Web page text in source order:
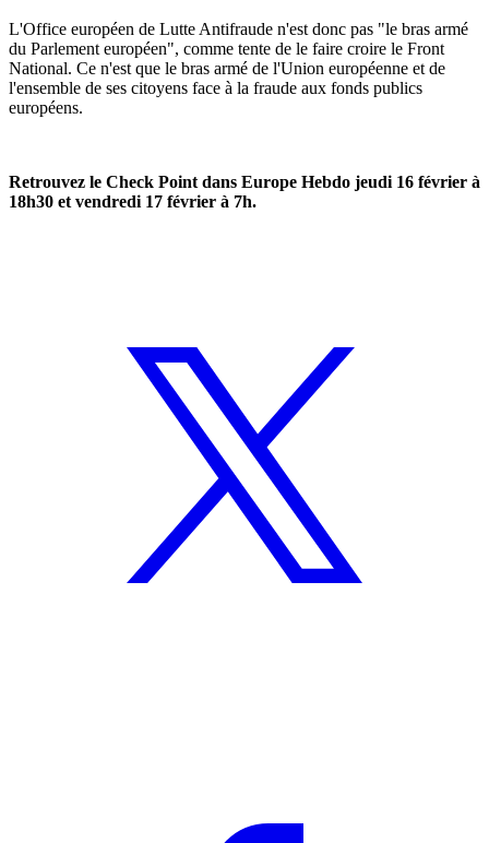
L'Office européen de Lutte Antifraude n'est donc pas "le bras armé
du Parlement européen", comme tente de le faire croire le Front
National. Ce n'est que le bras armé de l'Union européenne et de
l'ensemble de ses citoyens face à la fraude aux fonds publics
européens.
Retrouvez le Check Point dans Europe Hebdo jeudi 16 février à
18h30 et vendredi 17 février à 7h.